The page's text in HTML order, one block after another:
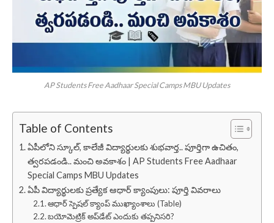
AP Students Free Aadhaar Special Camps MBU Updates
Table of Contents
ఏపీలోని స్కూల్, కాలేజీ విద్యార్థులకు శుభవార్త.. పూర్తిగా ఉచితం,
త్వరపడండి.. మంచి అవకాశం | AP Students Free Aadhaar
Special Camps MBU Updates
ఏపీ విద్యార్థులకు ప్రత్యేక ఆధార్ క్యాంపులు: పూర్తి వివరాలు
ఆధార్ స్పెషల్ క్యాంప్ ముఖ్యాంశాలు (Table)
బయోమెట్రిక్ అప్‌డేట్ ఎందుకు తప్పనిసరి?